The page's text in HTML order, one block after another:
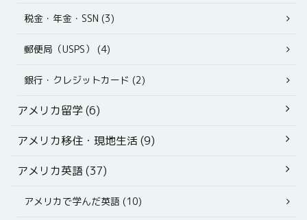
税金・年金・SSN (3)
郵便局（USPS） (4)
銀行・クレジットカード (2)
アメリカ留学 (6)
アメリカ移住・現地生活 (9)
アメリカ英語 (37)
アメリカで学んだ英語 (10)